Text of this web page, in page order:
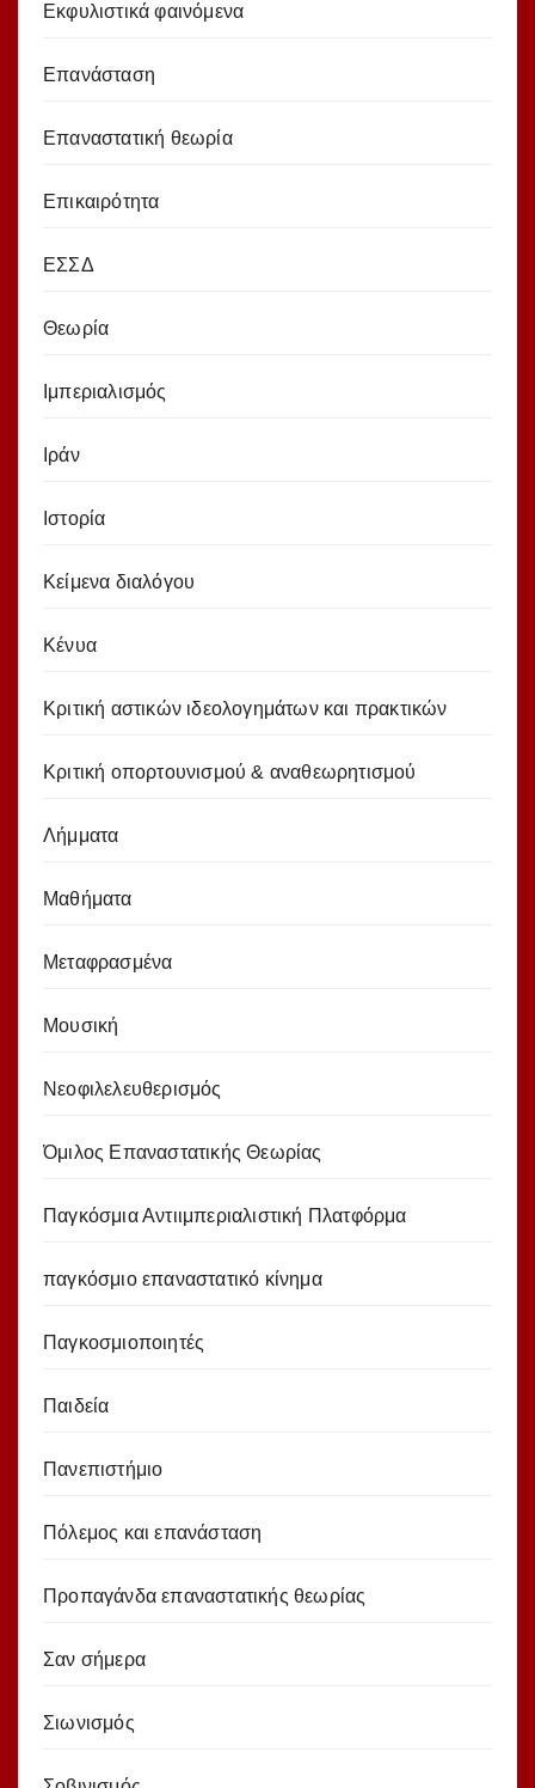
Εκφυλιστικά φαινόμενα
Επανάσταση
Επαναστατική θεωρία
Επικαιρότητα
ΕΣΣΔ
Θεωρία
Ιμπεριαλισμός
Ιράν
Ιστορία
Κείμενα διαλόγου
Κένυα
Κριτική αστικών ιδεολογημάτων και πρακτικών
Κριτική οπορτουνισμού & αναθεωρητισμού
Λήμματα
Μαθήματα
Μεταφρασμένα
Μουσική
Νεοφιλελευθερισμός
Όμιλος Επαναστατικής Θεωρίας
Παγκόσμια Αντιιμπεριαλιστική Πλατφόρμα
παγκόσμιο επαναστατικό κίνημα
Παγκοσμιοποιητές
Παιδεία
Πανεπιστήμιο
Πόλεμος και επανάσταση
Προπαγάνδα επαναστατικής θεωρίας
Σαν σήμερα
Σιωνισμός